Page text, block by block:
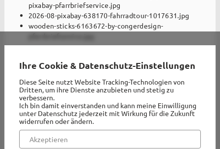
pixabay-pfarrbriefservice.jpg
2026-08-pixabay-638170-fahrradtour-1017631.jpg
wooden-sticks-6163672-by-congerdesign-
Ihre Cookie & Datenschutz-Einstellungen
Diese Seite nutzt Website Tracking-Technologien von
Dritten, um ihre Dienste anzubieten und stetig zu
verbessern.
Ich bin damit einverstanden und kann meine Einwilligung
unter Datenschutz jederzeit mit Wirkung für die Zukunft
widerrufen oder ändern.
Akzeptieren